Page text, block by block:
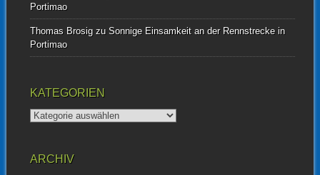
Portimao
Thomas Brosigzu Sonnige Einsamkeit an der Rennstrecke in
Portimao
KATEGORIEN
Kategorien
ARCHIV